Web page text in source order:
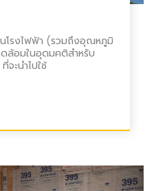
นโรงไฟฟ้า (รวมถึงอุณหภูมิ
ล้อมในอุดมคติสำหรับ
จะนำไปใช้